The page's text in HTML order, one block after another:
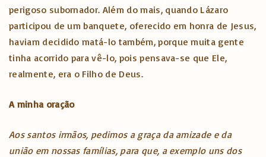
perigoso subornador. Além do mais, quando Lázaro
participou de um banquete, oferecido em honra de Jesus,
haviam decidido matá-lo também, porque muita gente
tinha acorrido para vê-lo, pois pensava-se que Ele,
realmente, era o Filho de Deus.
A minha oração
Aos santos irmãos, pedimos a graça da amizade e da
união em nossas famílias, para que, a exemplo uns dos